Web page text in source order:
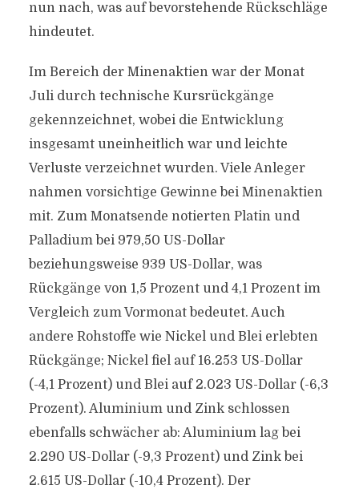
nun nach, was auf bevorstehende Rückschläge
hindeutet.
Im Bereich der Minenaktien war der Monat
Juli durch technische Kursrückgänge
gekennzeichnet, wobei die Entwicklung
insgesamt uneinheitlich war und leichte
Verluste verzeichnet wurden. Viele Anleger
nahmen vorsichtige Gewinne bei Minenaktien
mit. Zum Monatsende notierten Platin und
Palladium bei 979,50 US-Dollar
beziehungsweise 939 US-Dollar, was
Rückgänge von 1,5 Prozent und 4,1 Prozent im
Vergleich zum Vormonat bedeutet. Auch
andere Rohstoffe wie Nickel und Blei erlebten
Rückgänge; Nickel fiel auf 16.253 US-Dollar
(-4,1 Prozent) und Blei auf 2.023 US-Dollar (-6,3
Prozent). Aluminium und Zink schlossen
ebenfalls schwächer ab: Aluminium lag bei
2.290 US-Dollar (-9,3 Prozent) und Zink bei
2.615 US-Dollar (-10,4 Prozent). Der